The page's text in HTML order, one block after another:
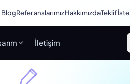
BlogReferanslarımızHakkımızdaTeklif İste
İletişim